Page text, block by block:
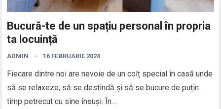
Bucură-te de un spațiu personal în propria
ta locuință
ADMIN 16 FEBRUARIE 2024
Fiecare dintre noi are nevoie de un colț special în casă unde
să se relaxeze, să se destindă și să se bucure de puțin
timp petrecut cu sine însuși. În…